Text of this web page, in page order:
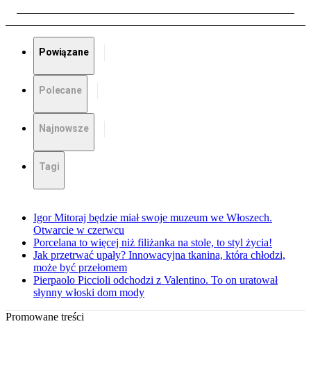
Powiązane
Polecane
Najnowsze
Tagi
Igor Mitoraj będzie miał swoje muzeum we Włoszech.
Otwarcie w czerwcu
Porcelana to więcej niż filiżanka na stole, to styl życia!
Jak przetrwać upały? Innowacyjna tkanina, która chłodzi,
może być przełomem
Pierpaolo Piccioli odchodzi z Valentino. To on uratował
słynny włoski dom mody
Promowane treści